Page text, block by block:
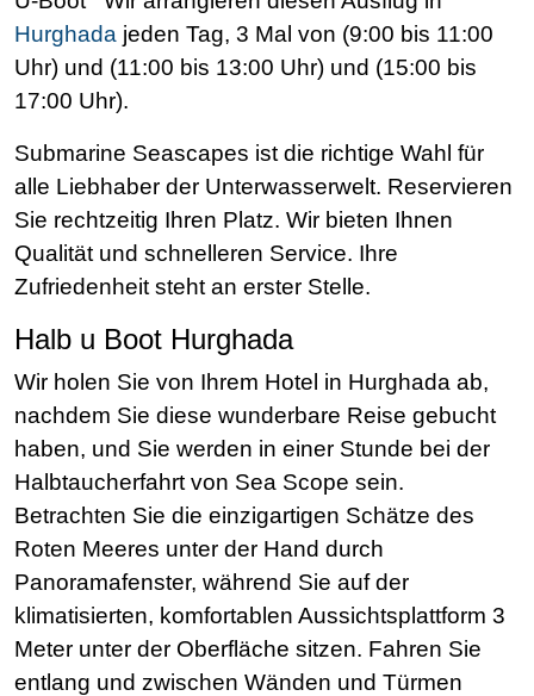
Hurghada jeden Tag, 3 Mal von (9:00 bis 11:00
Uhr) und (11:00 bis 13:00 Uhr) und (15:00 bis
17:00 Uhr).
Submarine Seascapes ist die richtige Wahl für
alle Liebhaber der Unterwasserwelt. Reservieren
Sie rechtzeitig Ihren Platz. Wir bieten Ihnen
Qualität und schnelleren Service. Ihre
Zufriedenheit steht an erster Stelle.
Halb u Boot Hurghada
Wir holen Sie von Ihrem Hotel in Hurghada ab,
nachdem Sie diese wunderbare Reise gebucht
haben, und Sie werden in einer Stunde bei der
Halbtaucherfahrt von Sea Scope sein.
Betrachten Sie die einzigartigen Schätze des
Roten Meeres unter der Hand durch
Panoramafenster, während Sie auf der
klimatisierten, komfortablen Aussichtsplattform 3
Meter unter der Oberfläche sitzen. Fahren Sie
entlang und zwischen Wänden und Türmen